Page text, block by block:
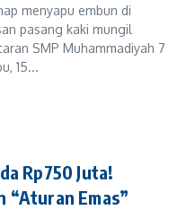
menyapu embun di
pasang kaki mungil
SMP Muhammadiyah 7
15...
Rp750 Juta!
“Aturan Emas”